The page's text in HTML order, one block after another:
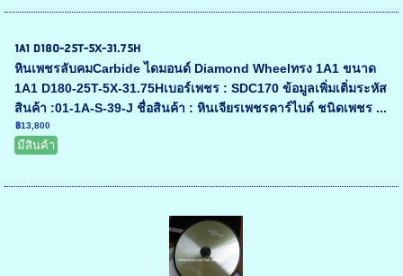
1A1 D180-25T-5X-31.75H
หินเพชรลับคมCarbide ไดมอนด์ Diamond Wheelทรง 1A1 ขนาด
1A1 D180-25T-5X-31.75Hเบอร์เพชร : SDC170 ข้อมูลเพิ่มเติ่มระหัส
สินค้า :01-1A-S-39-J ชื่อสินค้า : หินเจียรเพชรคาร์ไบด์ ชนิดเพชร ...
฿13,800
มีสินค้า